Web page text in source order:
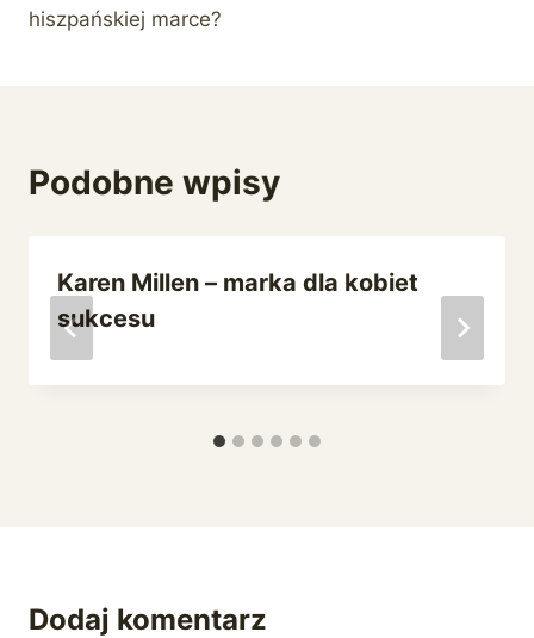
hiszpańskiej marce?
Podobne wpisy
Karen Millen – marka dla kobiet
sukcesu
Dodaj komentarz